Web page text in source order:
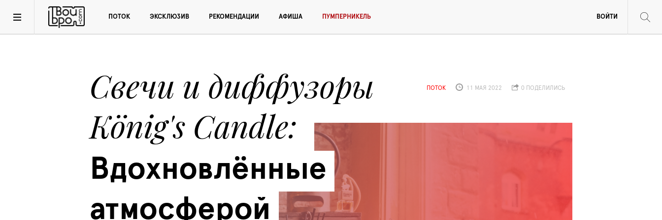
ПОТОК ЭКСКЛЮЗИВ РЕКОМЕНДАЦИИ АФИША ПУМПЕРНИКЕЛЬ ВОЙТИ
Свечи и диффузоры
König's Candle
Вдохновлённые
атмосферой
ПОТОК 11 МАЯ 2022 0 ПОДЕЛИЛИСЬ